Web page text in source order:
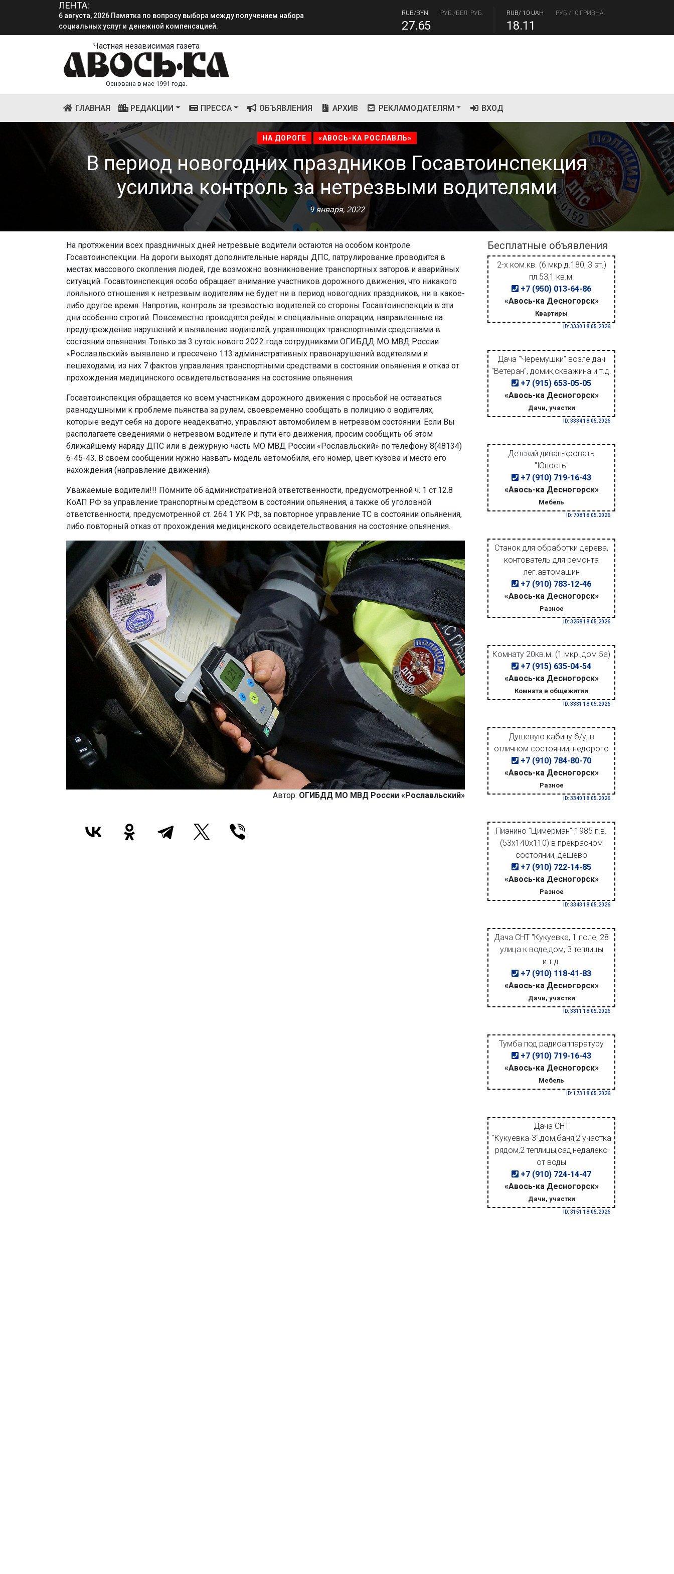
ЛЕНТА:
4 августа, 2026 «Мы встретимся снова!!!»: как завершилась вторая лагерная
6 августа, 2026 Памятка по вопросу выбора между получением набора
социальных услуг и денежной компенсацией.
РУБ./ДОЛЛАР
80.93 93.19
27.65 18.11
Частная независимая газета
Основана в мае 1991 года.
ГЛАВНАЯ(CURRENT)РЕДАКЦИИ ПРЕССА ОБЪЯВЛЕНИЯ АРХИВ РЕКЛАМОДАТЕЛЯМ ВХОД
НА ДОРОГЕ «АВОСЬ-КА РОСЛАВЛЬ»
В период новогодних праздников Госавтоинспекция
усилила контроль за нетрезвыми водителями
9 января, 2022
На протяжении всех праздничных дней нетрезвые водители остаются на особом контроле
Госавтоинспекции. На дороги выходят дополнительные наряды ДПС, патрулирование проводится в
местах массового скопления людей, где возможно возникновение транспортных заторов и аварийных
ситуаций. Госавтоинспекция особо обращает внимание участников дорожного движения, что никакого
лояльного отношения к нетрезвым водителям не будет ни в период новогодних праздников, ни в какое-
либо другое время. Напротив, контроль за трезвостью водителей со стороны Госавтоинспекции в эти
дни особенно строгий. Повсеместно проводятся рейды и специальные операции, направленные на
предупреждение нарушений и выявление водителей, управляющих транспортными средствами в
состоянии опьянения. Только за 3 суток нового 2022 года сотрудниками ОГИБДД МО МВД России
«Рославльский» выявлено и пресечено 113 административных правонарушений водителями и
пешеходами, из них 7 фактов управления транспортными средствами в состоянии опьянения и отказ от
прохождения медицинского освидетельствования на состояние опьянения.
Госавтоинспекция обращается ко всем участникам дорожного движения с просьбой не оставаться
равнодушными к проблеме пьянства за рулем, своевременно сообщать в полицию о водителях,
которые ведут себя на дороге неадекватно, управляют автомобилем в нетрезвом состоянии. Если Вы
располагаете сведениями о нетрезвом водителе и пути его движения, просим сообщить об этом
ближайшему наряду ДПС или в дежурную часть МО МВД России «Рославльский» по телефону 8(48134)
6-45-43. В своем сообщении нужно назвать модель автомобиля, его номер, цвет кузова и место его
нахождения (направление движения).
Уважаемые водители!!! Помните об административной ответственности, предусмотренной ч. 1 ст.12.8
КоАП РФ за управление транспортным средством в состоянии опьянения, а также об уголовной
ответственности, предусмотренной ст. 264.1 УК РФ, за повторное управление ТС в состоянии опьянения,
либо повторный отказ от прохождения медицинского освидетельствования на состояние опьянения.
Автор: ОГИБДД МО МВД России «Рославльский»
Бесплатные объявления
2-х ком.кв. (6 мкр.д.180, 3 эт.)
пл.53,1 кв.м.
+7 (950) 013-64-86
«Авось-ка Десногорск»
Квартиры
ID: 3330 18.05.2026
Дача "Черемушки" возле дач
"Ветеран", домик,скважина и т.д.
+7 (915) 653-05-05
«Авось-ка Десногорск»
Дачи, участки
ID: 3334 18.05.2026
Детский диван-кровать
"Юность"
+7 (910) 719-16-43
«Авось-ка Десногорск»
Мебель
ID: 708 18.05.2026
Станок для обработки дерева,
контователь для ремонта
лег.автомашин
+7 (910) 783-12-46
«Авось-ка Десногорск»
Разное
ID: 3258 18.05.2026
Комнату 20кв.м. (1 мкр.,дом 5а)
+7 (915) 635-04-54
«Авось-ка Десногорск»
Комната в общежитии
ID: 3331 18.05.2026
Душевую кабину б/у, в
отличном состоянии, недорого
+7 (910) 784-80-70
«Авось-ка Десногорск»
Разное
ID: 3340 18.05.2026
Пианино "Цимерман"-1985 г.в.
(53х140х110) в прекрасном
состоянии, дешево
+7 (910) 722-14-85
«Авось-ка Десногорск»
Разное
ID: 3343 18.05.2026
Дача СНТ "Кукуевка, 1 поле, 28
улица к воде,дом, 3 теплицы
и.т.д.
+7 (910) 118-41-83
«Авось-ка Десногорск»
Дачи, участки
ID: 3311 18.05.2026
Тумба под радиоаппаратуру
+7 (910) 719-16-43
«Авось-ка Десногорск»
Мебель
ID: 173 18.05.2026
Дача СНТ
"Кукуевка-3",дом,баня,2 участка
рядом,2 теплицы,сад,недалеко
от воды
+7 (910) 724-14-47
«Авось-ка Десногорск»
Дачи, участки
ID: 3151 18.05.2026